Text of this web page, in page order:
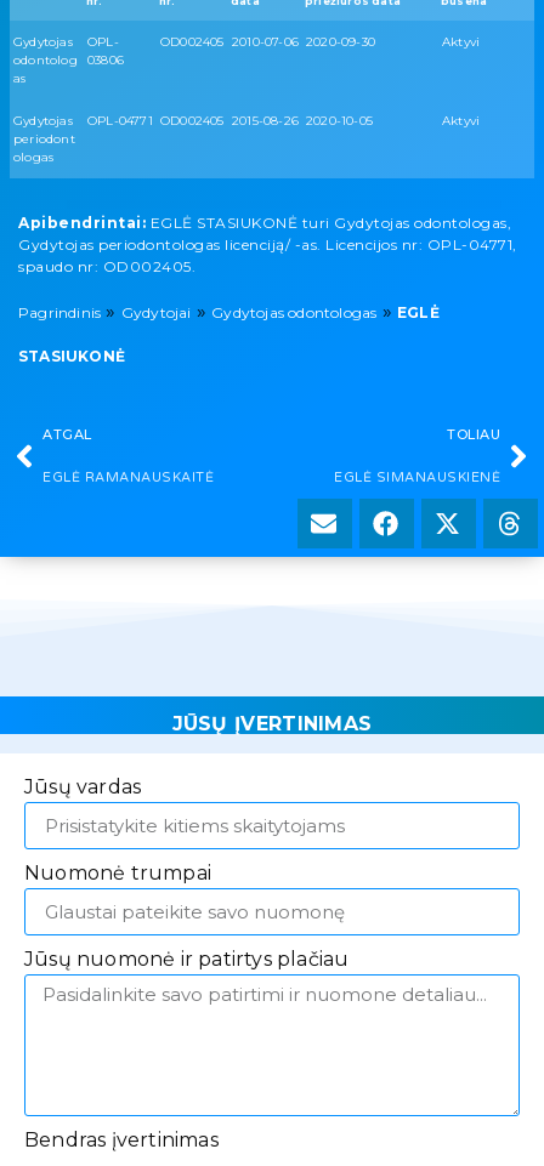
Gydytojas
odontolog
as
OPL-
03806
OD002405 2010-07-06 2020-09-30 Aktyvi
Gydytojas
periodont
ologas
OPL-04771 OD002405 2015-08-26 2020-10-05 Aktyvi
Apibendrintai: EGLĖ STASIUKONĖ turi Gydytojas odontologas,
Gydytojas periodontologas licenciją/ -as. Licencijos nr: OPL-04771,
spaudo nr: OD002405.
Pagrindinis » Gydytojai » Gydytojas odontologas » EGLĖ
STASIUKONĖ
ATGAL
EGLĖ RAMANAUSKAITĖ
TOLIAU
EGLĖ SIMANAUSKIENĖ
JŪSŲ ĮVERTINIMAS
Jūsų vardas
Nuomonė trumpai
Jūsų nuomonė ir patirtys plačiau
Bendras įvertinimas